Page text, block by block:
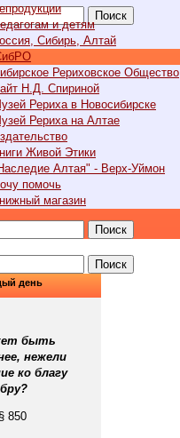
Поиск
и детям
Сибирь, Алтай
Рериховское Общество
Н.Д. Спириной
Рериха в Новосибирске
Рериха на Алтае
Живой Этики
Алтая" - Верх-Уймон
помочь
магазин
Поиск
Поиск
день
быть
нежели
ко благу
850